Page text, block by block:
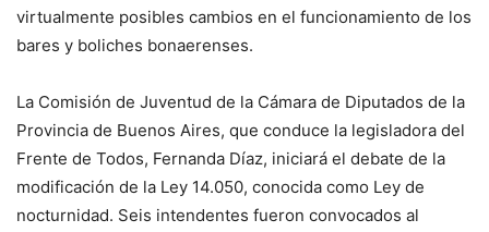
virtualmente posibles cambios en el funcionamiento de los
bares y boliches bonaerenses.
La Comisión de Juventud de la Cámara de Diputados de la
Provincia de Buenos Aires, que conduce la legisladora del
Frente de Todos, Fernanda Díaz, iniciará el debate de la
modificación de la Ley 14.050, conocida como Ley de
nocturnidad. Seis intendentes fueron convocados al